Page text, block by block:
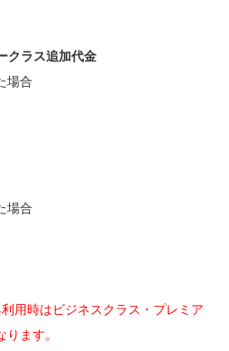
クラス追加代金
場合
場合
用時はビジネスクラス・プレミア
ます。